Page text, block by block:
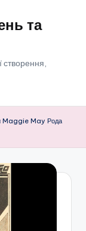
та
створення,
Maggie May Рода